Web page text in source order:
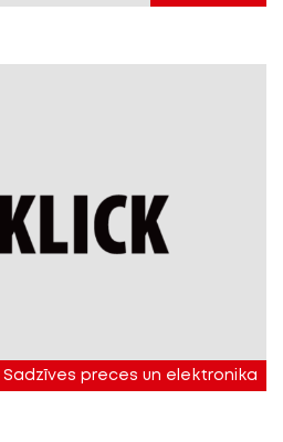
Sadzīves preces un elektronika